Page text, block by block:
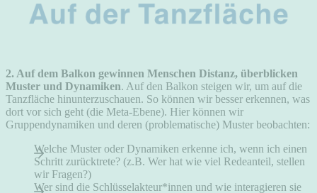
2. Auf dem Balkon gewinnen Menschen Distanz, überblicken
Muster und Dynamiken. Auf den Balkon steigen wir, um auf die
Tanzfläche hinunterzuschauen. So können wir besser erkennen, was
dort vor sich geht (die Meta-Ebene). Hier können wir
Gruppendynamiken und deren (problematische) Muster beobachten:
Welche Muster oder Dynamiken erkenne ich, wenn ich einen
Schritt zurücktrete? (z.B. Wer hat wie viel Redeanteil, stellen
wir Fragen?)
Wer sind die Schlüsselakteur*innen und wie interagieren sie